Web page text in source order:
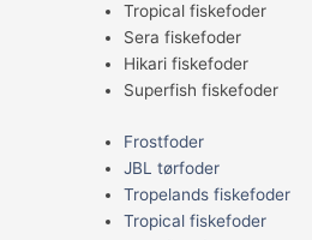
Tropical fiskefoder
Sera fiskefoder
Hikari fiskefoder
Superfish fiskefoder
Frostfoder
JBL tørfoder
Tropelands fiskefoder
Tropical fiskefoder